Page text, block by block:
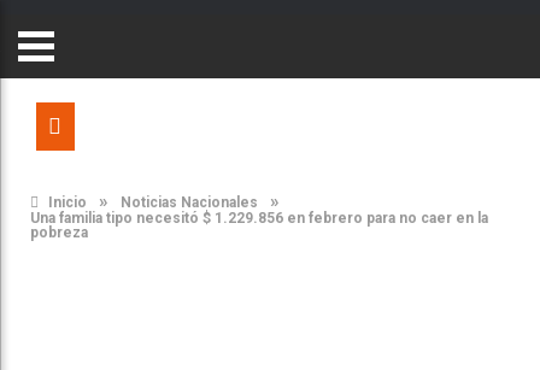
Inicio » Noticias Nacionales »
Una familia tipo necesitó $ 1.229.856 en febrero para no caer en la
pobreza